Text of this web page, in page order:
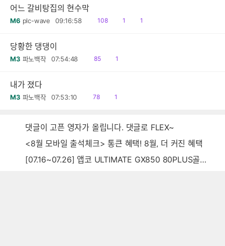
어느 갈비탕집의 현수막
M6 plc-wave 09:16:58
읽
108
공1
댓1
당황한 댕댕이
M3 파노백작 07:54:48
읽
85
공1
내가 졌다
M3 파노백작 07:53:10
읽
78
공1
댓글이 고픈 영자가 올립니다. 댓글로 FLEX~
<8월 모바일 출석체크> 통큰 혜택! 8월, 더 커진 혜택
[07.16~07.26] 앱코 ULTIMATE GX850 80PLUS골드 풀모듈러 ATX3.0 블랙